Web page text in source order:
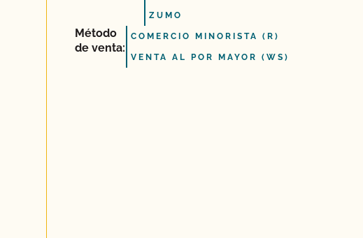
ZUMO
Método
de venta:
COMERCIO MINORISTA (R)
VENTA AL POR MAYOR (WS)